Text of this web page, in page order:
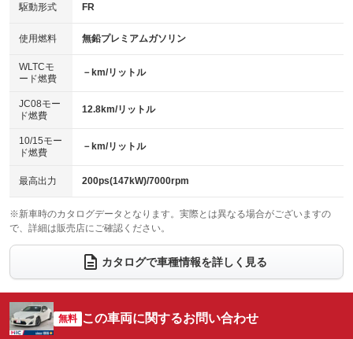
USB入力端子
：装備あり
100V電源
：装備なし
センターデフロック
：装備なし
電動格納ミラー
：装備あり
HID(キセノンライト)
バックカメラ
エアロ
：装備なし
ローダウン
：装備なし
ベンチシート
：装備なし
チップアップシート
：装備なし
電動格納サードシート
：装備なし シートヒーター
：装備なし
ウォークスルー
電動リアゲート フロントカメラ
：装備なし
シートエアコン
：装備なし 全周囲カメラ
：装備なし
サイドカメラ
：装備なし ルーフレール
：装備なし
駆動形式 FR
使用燃料 無鉛プレミアムガソリン
WLTCモ
ード燃費
－km/リットル
JC08モー
ド燃費
12.8km/リットル
10/15モー
ド燃費
－km/リットル
最高出力 200ps(147kW)/7000rpm
※新車時のカタログデータとなります。実際とは異なる場合がございますの
で、詳細は販売店にご確認ください。
カタログで車種情報を詳しく見る
無料 この車両に関するお問い合わせ